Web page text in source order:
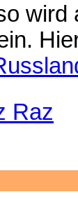
Raz